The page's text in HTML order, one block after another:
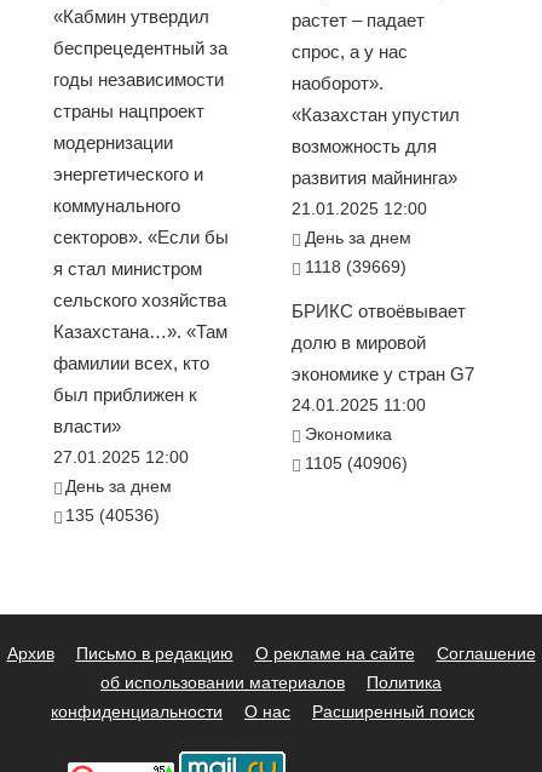
«Кабмин утвердил
беспрецедентный за
годы независимости
страны нацпроект
модернизации
энергетического и
коммунального
секторов». «Если бы
я стал министром
сельского хозяйства
Казахстана…». «Там
фамилии всех, кто
был приближен к
власти»
27.01.2025 12:00
День за днем
135 (40536)
растет – падает
спрос, а у нас
наоборот».
«Казахстан упустил
возможность для
развития майнинга»
21.01.2025 12:00
День за днем
1118 (39669)
БРИКС отвоёвывает
долю в мировой
экономике у стран G7
24.01.2025 11:00
Экономика
1105 (40906)
Архив Письмо в редакцию О рекламе на сайте
Соглашение
об использовании материалов
Политика
конфиденциальности
О нас Расширенный поиск